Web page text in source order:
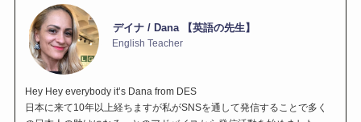
デイナ / Dana 【英語の先生】
English Teacher
Hey Hey everybody it’s Dana from DES
日本に来て10年以上経ちますが私がSNSを通して発信することで多く